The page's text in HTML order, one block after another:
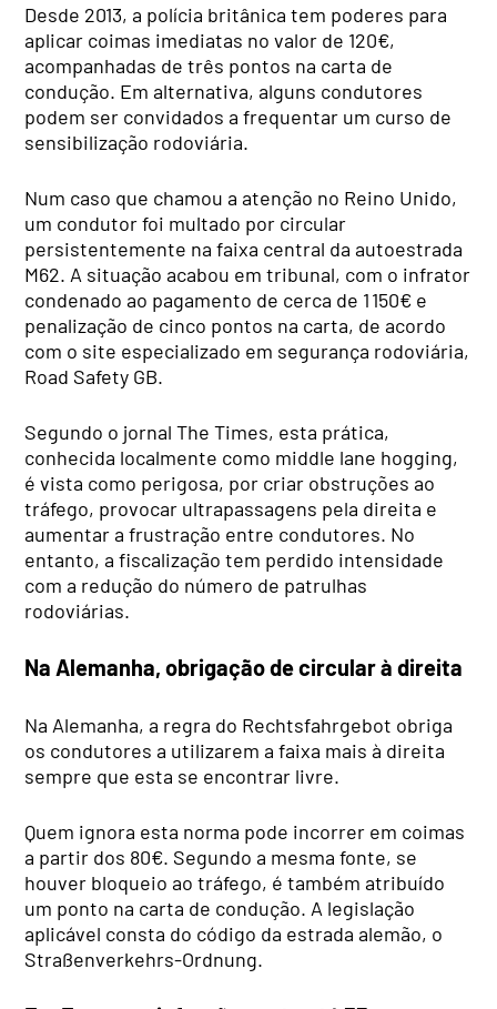
Desde 2013, a polícia britânica tem poderes para
aplicar coimas imediatas no valor de 120€,
acompanhadas de três pontos na carta de
condução. Em alternativa, alguns condutores
podem ser convidados a frequentar um curso de
sensibilização rodoviária.
Num caso que chamou a atenção no Reino Unido,
um condutor foi multado por circular
persistentemente na faixa central da autoestrada
M62. A situação acabou em tribunal, com o infrator
condenado ao pagamento de cerca de 1 150€ e
penalização de cinco pontos na carta, de acordo
com o site especializado em segurança rodoviária,
Road Safety GB.
Segundo o jornal The Times, esta prática,
conhecida localmente como middle lane hogging,
é vista como perigosa, por criar obstruções ao
tráfego, provocar ultrapassagens pela direita e
aumentar a frustração entre condutores. No
entanto, a fiscalização tem perdido intensidade
com a redução do número de patrulhas
rodoviárias.
Na Alemanha, obrigação de circular à direita
Na Alemanha, a regra do Rechtsfahrgebot obriga
os condutores a utilizarem a faixa mais à direita
sempre que esta se encontrar livre.
Quem ignora esta norma pode incorrer em coimas
a partir dos 80€. Segundo a mesma fonte, se
houver bloqueio ao tráfego, é também atribuído
um ponto na carta de condução. A legislação
aplicável consta do código da estrada alemão, o
Straßenverkehrs-Ordnung.